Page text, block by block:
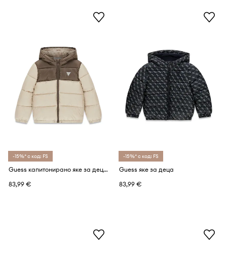
-15%* с код: FS
Guess капитонирано яке за деца
83,99 €
-15%* с код: FS
Guess яке за деца
83,99 €